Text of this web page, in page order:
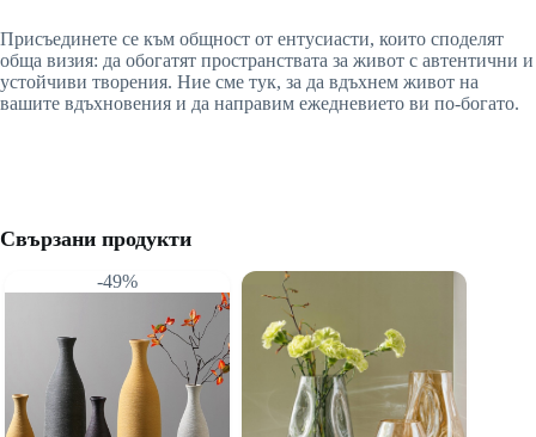
Присъединете се към общност от ентусиасти, които споделят
обща визия: да обогатят пространствата за живот с автентични и
устойчиви творения. Ние сме тук, за да вдъхнем живот на
вашите вдъхновения и да направим ежедневието ви по-богато.
Свързани продукти
-49%